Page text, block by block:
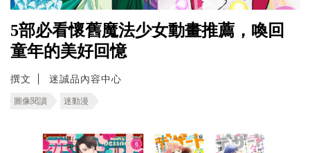
5部必看懷舊魔法少女動畫推薦，喚回
童年的美好回憶
撰文 迷誠品內容中心
圖像閱讀 迷動漫